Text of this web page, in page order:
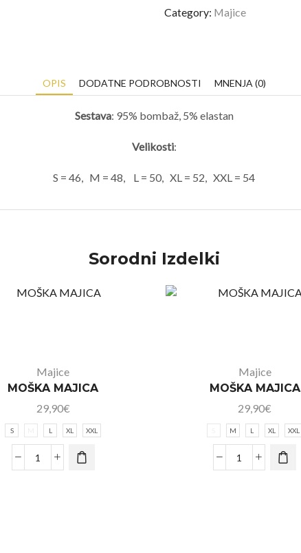
Category: Majice
OPIS DODATNE PODROBNOSTI MNENJA (0)
Sestava: 95% bombaž, 5% elastan
Velikosti:
S = 46, M = 48, L = 50, XL = 52, XXL = 54
Sorodni Izdelki
Majice
MOŠKA MAJICA
29,90€
S L XL XXL
Majice
MOŠKA MAJICA
29,90€
M L XL XXL